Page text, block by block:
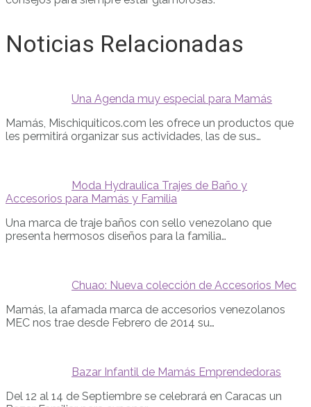
Noticias Relacionadas
Una Agenda muy especial para Mamás
Mamás, Mischiquiticos.com les ofrece un productos que
les permitirá organizar sus actividades, las de sus…
Moda Hydraulica Trajes de Baño y
Accesorios para Mamás y Familia
Una marca de traje baños con sello venezolano que
presenta hermosos diseños para la familia…
Chuao: Nueva colección de Accesorios Mec
Mamás, la afamada marca de accesorios venezolanos
MEC nos trae desde Febrero de 2014 su…
Bazar Infantil de Mamás Emprendedoras
Del 12 al 14 de Septiembre se celebrará en Caracas un